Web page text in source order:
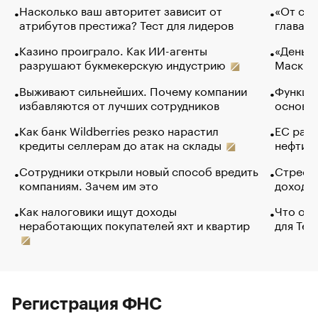
Насколько ваш авторитет зависит от
атрибутов престижа? Тест для лидеров
Казино проиграло. Как ИИ-агенты
разрушают букмекерскую индустрию
Выживают сильнейших. Почему компании
избавляются от лучших сотрудников
Как банк Wildberries резко нарастил
кредиты селлерам до атак на склады
Сотрудники открыли новый способ вредить
компаниям. Зачем им это
Как налоговики ищут доходы
неработающих покупателей яхт и квартир
«От
глава
Маск в
основ
ЕС
нефти
Что
для
Регистрация ФНС